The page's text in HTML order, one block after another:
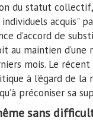
du statut
acquis"
d’accord de
au maintien
mois. Le
à l’égard de
préconiser sa
sans